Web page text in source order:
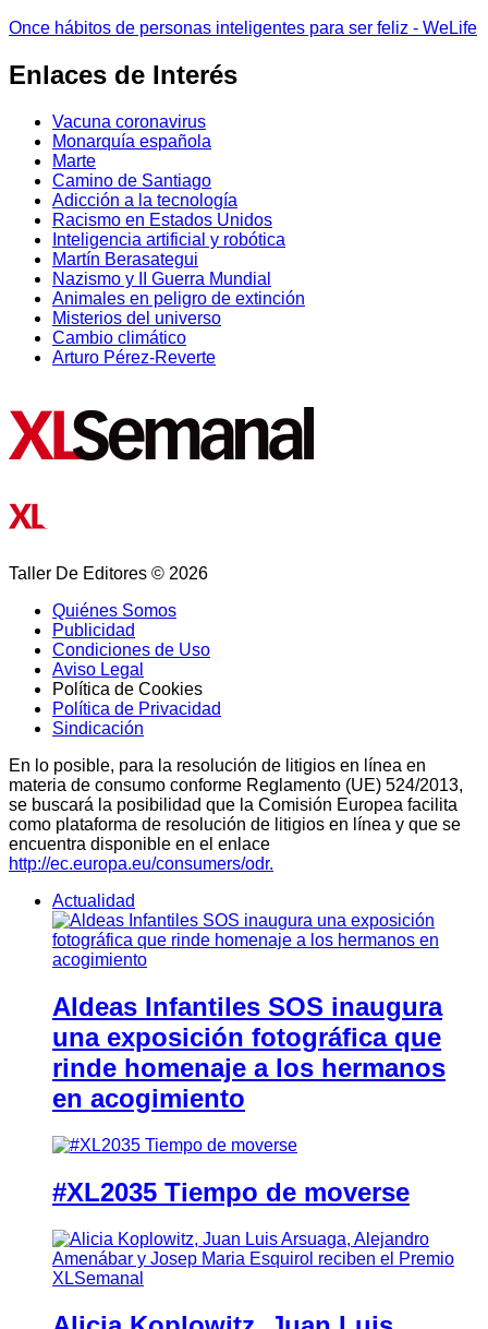
Once hábitos de personas inteligentes para ser feliz - WeLife
Enlaces de Interés
Vacuna coronavirus
Monarquía española
Marte
Camino de Santiago
Adicción a la tecnología
Racismo en Estados Unidos
Inteligencia artificial y robótica
Martín Berasategui
Nazismo y II Guerra Mundial
Animales en peligro de extinción
Misterios del universo
Cambio climático
Arturo Pérez-Reverte
Taller De Editores © 2026
Quiénes Somos
Publicidad
Condiciones de Uso
Aviso Legal
Política de Cookies
Política de Privacidad
Sindicación
En lo posible, para la resolución de litigios en línea en
materia de consumo conforme Reglamento (UE) 524/2013,
se buscará la posibilidad que la Comisión Europea facilita
como plataforma de resolución de litigios en línea y que se
encuentra disponible en el enlace
http://ec.europa.eu/consumers/odr.
Actualidad
Aldeas Infantiles SOS inaugura
una exposición fotográfica que
rinde homenaje a los hermanos
en acogimiento
#XL2035 Tiempo de moverse